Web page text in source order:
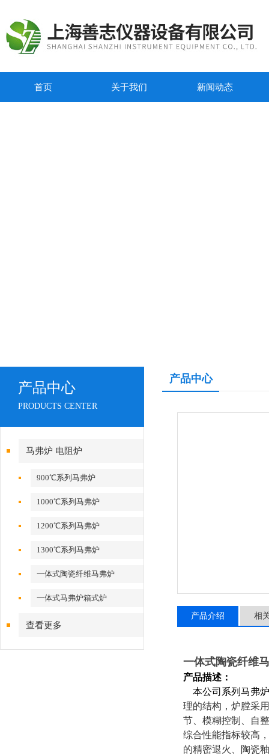
首页 关于我们 新闻动态
产品中心
PRODUCTS CENTER
马弗炉 电阻炉
900℃系列马弗炉
1000℃系列马弗炉
1200℃系列马弗炉
1300℃系列马弗炉
一体式陶瓷纤维马弗炉
一体式马弗炉箱式炉
查看更多
产品中心
产品介绍 相
一体式陶瓷纤维
产品描述：
本公司系列马弗炉
理的结构，炉膛采
节、模糊控制、自
综合性能指标较高
的精密退火、陶瓷